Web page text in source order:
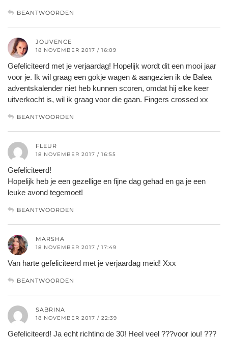
BEANTWOORDEN
JOUVENCE
18 NOVEMBER 2017 / 16:09
Gefeliciteerd met je verjaardag! Hopelijk wordt dit een mooi jaar
voor je. Ik wil graag een gokje wagen & aangezien ik de Balea
adventskalender niet heb kunnen scoren, omdat hij elke keer
uitverkocht is, wil ik graag voor die gaan. Fingers crossed xx
BEANTWOORDEN
FLEUR
18 NOVEMBER 2017 / 16:55
Gefeliciteerd!
Hopelijk heb je een gezellige en fijne dag gehad en ga je een
leuke avond tegemoet!
BEANTWOORDEN
MARSHA
18 NOVEMBER 2017 / 17:49
Van harte gefeliciteerd met je verjaardag meid! Xxx
BEANTWOORDEN
SABRINA
18 NOVEMBER 2017 / 22:39
Gefeliciteerd! Ja echt richting de 30! Heel veel ???voor jou! ???